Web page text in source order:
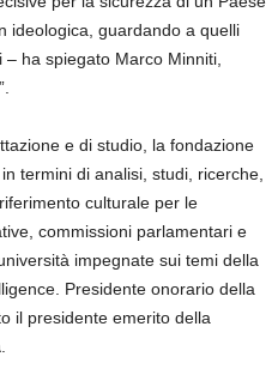
ideologica, guardando a quelli
ha spiegato Marco Minniti,
e di studio, la fondazione
termini di analisi, studi, ricerche,
culturale per le
commissioni parlamentari e
impegnate sui temi della
Presidente onorario della
il presidente emerito della